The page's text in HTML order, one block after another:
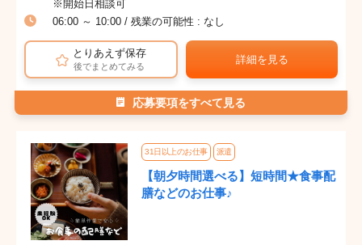
※開始日相談可
06:00 ～ 10:00 / 残業の可能性 : なし
とりあえず保存
後でまとめてみる
詳細を見る
応募要項をすべて見る
31日以上のお仕事 派遣
【朝夕時間選べる】短時間★食事配
膳などのお仕事♪